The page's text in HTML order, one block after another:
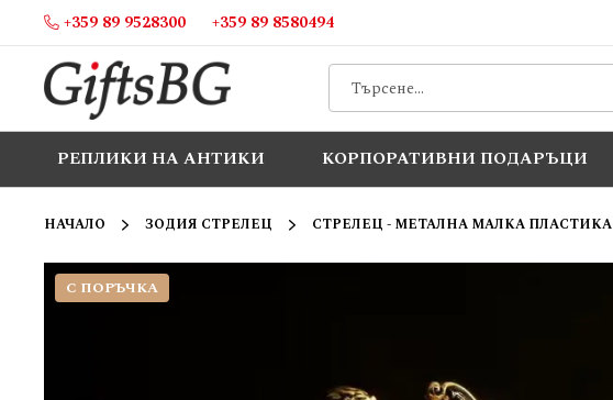
Прескачане
съдържанието
+359 89 9528300 +359 89 8580494
РЕПЛИКИ НА АНТИКИ КОРПОРАТИВНИ ПОДАРЪЦИ
НАЧАЛО ЗОДИЯ СТРЕЛЕЦ СТРЕЛЕЦ - МЕТАЛНА МАЛКА ПЛАСТИКА
С ПОРЪЧКА